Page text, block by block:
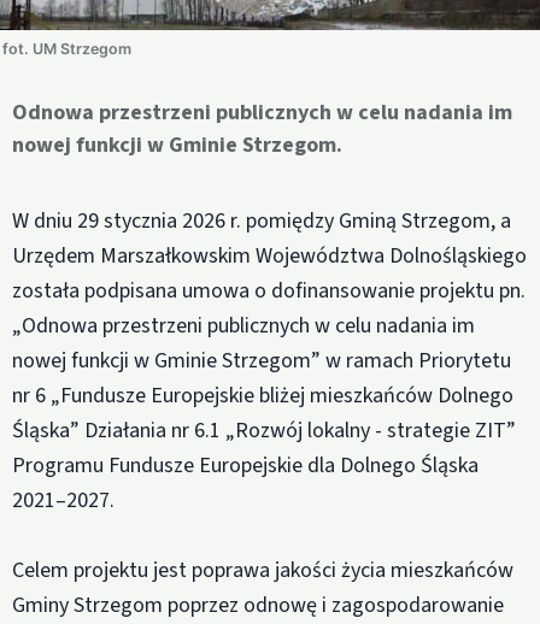
fot. UM Strzegom
Odnowa przestrzeni publicznych w celu nadania im
nowej funkcji w Gminie Strzegom.
W dniu 29 stycznia 2026 r. pomiędzy Gminą Strzegom, a
Urzędem Marszałkowskim Województwa Dolnośląskiego
została podpisana umowa o dofinansowanie projektu pn.
„Odnowa przestrzeni publicznych w celu nadania im
nowej funkcji w Gminie Strzegom” w ramach Priorytetu
nr 6 „Fundusze Europejskie bliżej mieszkańców Dolnego
Śląska” Działania nr 6.1 „Rozwój lokalny - strategie ZIT”
Programu Fundusze Europejskie dla Dolnego Śląska
2021–2027.
Celem projektu jest poprawa jakości życia mieszkańców
Gminy Strzegom poprzez odnowę i zagospodarowanie